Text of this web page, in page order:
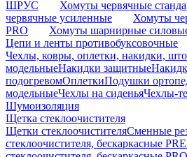
ШРУС Хомуты червячные
червячные усиленные
Хомуты
PRO
Хомуты шарнирные
Цепи и ленты противобуксовочные
Чехлы, ковры, оплетки, накидки,
модельныеНакидки защитные
подогревомОплеткиПодушки
модельныеЧехлы на сиденьяЧехлы-
Шумоизоляция
Щетка стеклоочистителя
Щетки стеклоочистителяСменные
стеклоочистителя, бескаркасные